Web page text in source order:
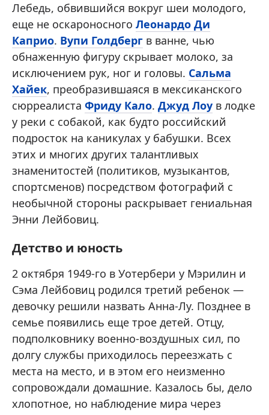
Лебедь, обвившийся вокруг шеи молодого,
еще не оскароносного Леонардо Ди
Каприо. Вупи Голдберг в ванне, чью
обнаженную фигуру скрывает молоко, за
исключением рук, ног и головы. Сальма
Хайек, преобразившаяся в мексиканского
сюрреалиста Фриду Кало. Джуд Лоу в лодке
у реки с собакой, как будто российский
подросток на каникулах у бабушки. Всех
этих и многих других талантливых
знаменитостей (политиков, музыкантов,
спортсменов) посредством фотографий с
необычной стороны раскрывает гениальная
Энни Лейбовиц.
Детство и юность
2 октября 1949-го в Уотербери у Мэрилин и
Сэма Лейбовиц родился третий ребенок —
девочку решили назвать Анна-Лу. Позднее в
семье появились еще трое детей. Отцу,
подполковнику военно-воздушных сил, по
долгу службы приходилось переезжать с
места на место, и в этом его неизменно
сопровождали домашние. Казалось бы, дело
хлопотное, но наблюдение мира через